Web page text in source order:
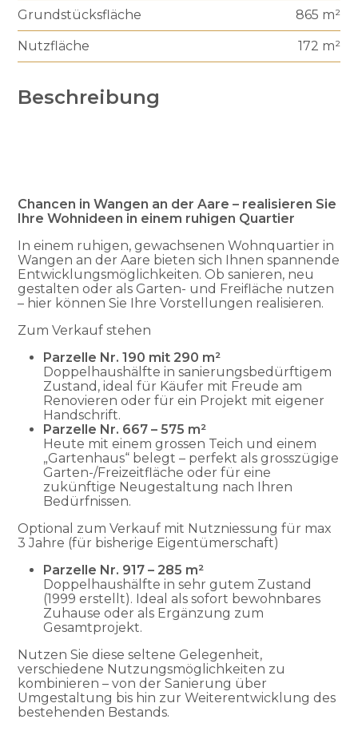
Grundstücksfläche 865 m²
Nutzfläche 172 m²
Beschreibung
Chancen in Wangen an der Aare – realisieren Sie
Ihre Wohnideen in einem ruhigen Quartier
In einem ruhigen, gewachsenen Wohnquartier in
Wangen an der Aare bieten sich Ihnen spannende
Entwicklungsmöglichkeiten. Ob sanieren, neu
gestalten oder als Garten- und Freifläche nutzen
– hier können Sie Ihre Vorstellungen realisieren.
Zum Verkauf stehen
Parzelle Nr. 190 mit 290 m²
Doppelhaushälfte in sanierungsbedürftigem
Zustand, ideal für Käufer mit Freude am
Renovieren oder für ein Projekt mit eigener
Handschrift.
Parzelle Nr. 667 – 575 m²
Heute mit einem grossen Teich und einem
„Gartenhaus“ belegt – perfekt als grosszügige
Garten-/Freizeitfläche oder für eine
zukünftige Neugestaltung nach Ihren
Bedürfnissen.
Optional zum Verkauf mit Nutzniessung für max
3 Jahre (für bisherige Eigentümerschaft)
Parzelle Nr. 917 – 285 m²
Doppelhaushälfte in sehr gutem Zustand
(1999 erstellt). Ideal als sofort bewohnbares
Zuhause oder als Ergänzung zum
Gesamtprojekt.
Nutzen Sie diese seltene Gelegenheit,
verschiedene Nutzungsmöglichkeiten zu
kombinieren – von der Sanierung über
Umgestaltung bis hin zur Weiterentwicklung des
bestehenden Bestands.